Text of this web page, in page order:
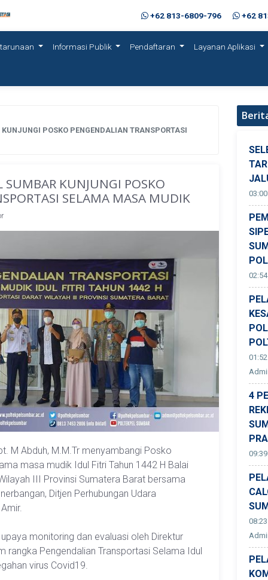
+62 813-6809-796 +62
Informasi Publik Pendaftaran Layanan Aplikasi
POSKO PENGENDALIAN TRANSPORTASI
SUMBAR KUNJUNGI POSKO
SELAMA MASA MUDIK
M Abduh, M.M.Tr menyambangi Posko
masa mudik Idul Fitri Tahun 1442 H Balai
III Provinsi Sumatera Barat bersama
Ditjen Perhubungan Udara
monitoring dan evaluasi oleh Direktur
rangka Pengendalian Transportasi Selama Idul
virus Covid19.
4